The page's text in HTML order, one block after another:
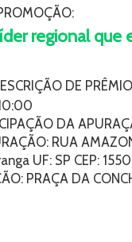
regional que
DE
DA
RUA
UF: SP CEP:
PRAÇA DA